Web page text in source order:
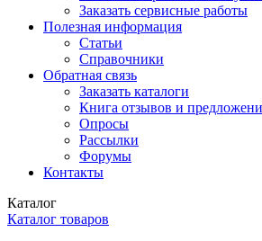
Заказать сервисные работы
Полезная информация
Статьи
Справочники
Обратная связь
Заказать каталоги
Книга отзывов и
Опросы
Рассылки
Форумы
Контакты
Каталог
Каталог товаров